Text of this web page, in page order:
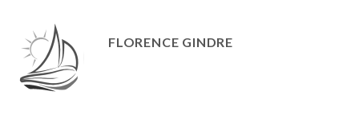
FLORENCE GINDRE